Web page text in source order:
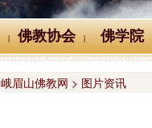
| 佛教协会 | 佛学院
峨眉山佛教网 > 图片资讯